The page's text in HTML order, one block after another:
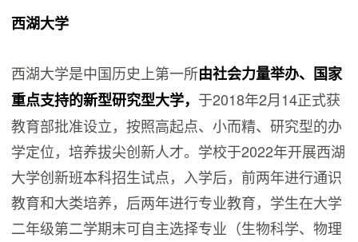
西湖大学
西湖大学是中国历史上第一所由社会力量举办、国家
重点支持的新型研究型大学， 于2018年2月14正式获
教育部批准设立，按照高起点、小而精、研究型的办
学定位，培养拔尖创新人才。学校于2022年开展西湖
大学创新班本科招生试点，入学后，前两年进行通识
教育和大类培养，后两年进行专业教育，学生在大学
二年级第二学期末可自主选择专业（生物科学、物理